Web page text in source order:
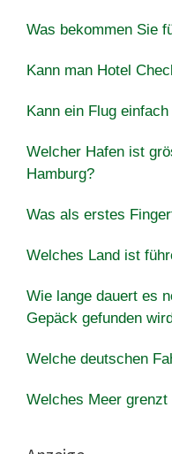
Was bekommen Sie
Kann man Hotel
Kann ein Flug
Welcher Hafen ist
Hamburg?
Was als erstes
Welches Land ist
Wie lange dauert es
Gepäck gefunden
Welche deutschen
Welches Meer grenzt